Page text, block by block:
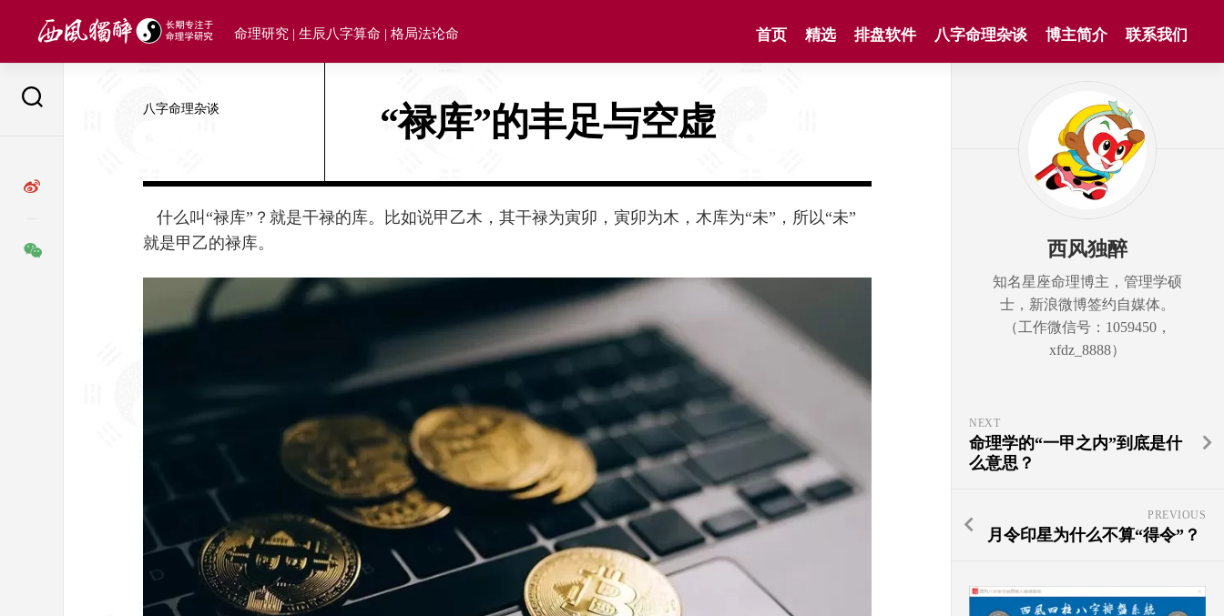
命理研究 | 生辰八字算命 | 格局法论命 首页 精选 排盘软件 八字命理杂谈 博主简介 联系我们
八字命理杂谈 “禄库”的丰足与空虚
什么叫“禄库”？就是干禄的库。比如说甲乙木，其干禄为寅卯，寅卯为木，木库为“未”，所以“未”
就是甲乙的禄库。
西风独醉
知名星座命理博主，管理学硕
士，新浪微博签约自媒体。
（工作微信号：1059450，
xfdz_8888）
NEXT
命理学的“一甲之内”到底是什
么意思？
PREVIOUS
月令印星为什么不算“得令”？